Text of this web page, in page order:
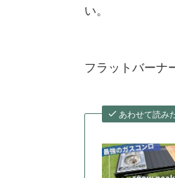
い。
フラットバーナ
あわせて読み